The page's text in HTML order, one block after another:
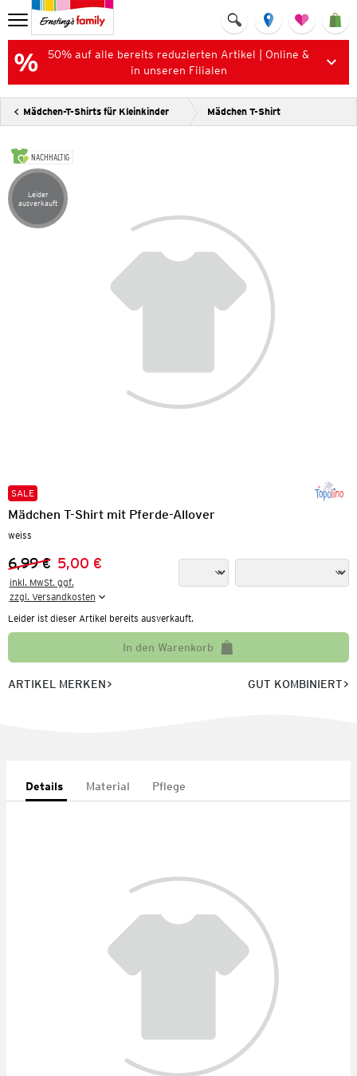
50% auf alle bereits reduzierten Artikel | Online &
in unseren Filialen
Mädchen-T-Shirts für Kleinkinder Mädchen T-Shirt
NACHHALTIG
Artikel leider ausverkauft
Leider
ausverkauft
SALE
Mädchen T-Shirt mit Pferde-Allover
weiss
Vorheriger Preis:
6,99 €
Neuer Preis:
5,00 €
inkl. MwSt. ggf.
zzgl. Versandkosten
Leider ist dieser Artikel bereits ausverkauft.
In den Warenkorb
ARTIKEL MERKEN GUT KOMBINIERT
Details Material Pflege